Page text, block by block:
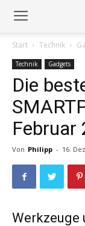
Start Technik
Technik Gadgets
Die
Februar
Von Philipp - 16.
Werkzeuge